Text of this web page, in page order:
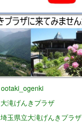
ootaki_ogenki
大滝げんきプラザ
埼玉県立大滝げんきプラザ